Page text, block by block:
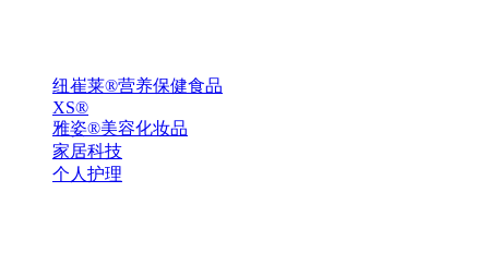
纽崔莱®营养保健食品
XS®
雅姿®美容化妆品
家居科技
个人护理